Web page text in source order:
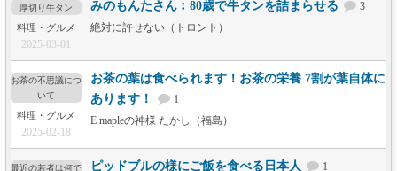
厚切り牛タン
料理・グルメ
2025-03-01
みのもんたさん︰80歳で牛タンを詰まらせる
3
絶対に許せない（トロント）
お茶の不思議につ
いて
料理・グルメ
2025-02-18
お茶の葉は食べられます！お茶の栄養 7割が葉自体に
あります！
1
E mapleの神様 たかし（福島）
最近の若者は何で
ピッドブルの様にご飯を食べる日本人
1